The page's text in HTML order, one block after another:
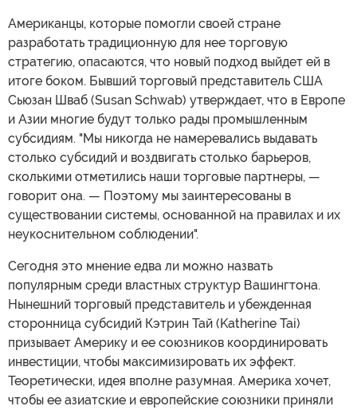
Американцы, которые помогли своей стране
разработать традиционную для нее торговую
стратегию, опасаются, что новый подход выйдет ей в
итоге боком. Бывший торговый представитель США
Сьюзан Шваб (Susan Schwab) утверждает, что в Европе
и Азии многие будут только рады промышленным
субсидиям. "Мы никогда не намеревались выдавать
столько субсидий и воздвигать столько барьеров,
сколькими отметились наши торговые партнеры, —
говорит она. — Поэтому мы заинтересованы в
существовании системы, основанной на правилах и их
неукоснительном соблюдении".
Сегодня это мнение едва ли можно назвать
популярным среди властных структур Вашингтона.
Нынешний торговый представитель и убежденная
сторонница субсидий Кэтрин Тай (Katherine Tai)
призывает Америку и ее союзников координировать
инвестиции, чтобы максимизировать их эффект.
Теоретически, идея вполне разумная. Америка хочет,
чтобы ее азиатские и европейские союзники приняли